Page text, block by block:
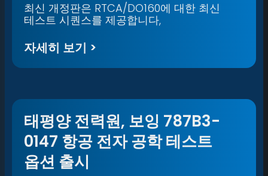
최신 개정판은 RTCA/DO160에 대한 최신
테스트 시퀀스를 제공합니다,
자세히 보기 >
태평양 전력원, 보잉 787B3-
0147 항공 전자 공학 테스트
옵션 출시